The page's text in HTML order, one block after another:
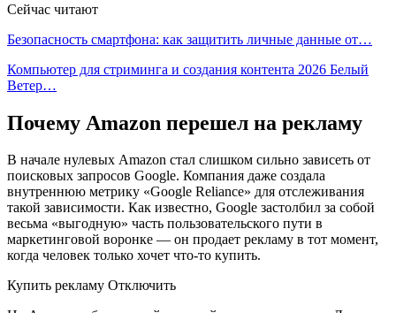
Сейчас читают
Безопасность смартфона: как защитить личные данные от…
Компьютер для стриминга и создания контента 2026 Белый
Ветер…
Почему Amazon перешел на рекламу
В начале нулевых Amazon стал слишком сильно зависеть от
поисковых запросов Google. Компания даже создала
внутреннюю метрику «Google Reliance» для отслеживания
такой зависимости. Как известно, Google застолбил за собой
весьма «‎выгодную» часть пользовательского пути в
маркетинговой воронке — он продает рекламу в тот момент,
когда человек только хочет что-то купить.
Купить рекламу Отключить